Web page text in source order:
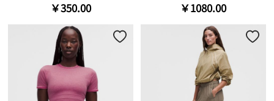
￥350.00 ￥1080.00